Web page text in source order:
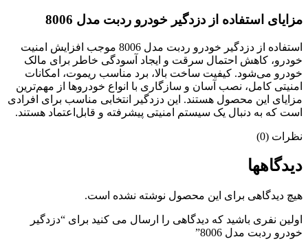
مزایای استفاده از دزدگیر خودرو ردبت مدل 8006
استفاده از دزدگیر خودرو ردبت مدل 8006 موجب افزایش امنیت
خودرو، کاهش احتمال سرقت و ایجاد آسودگی خاطر برای مالک
خودرو می‌شود. کیفیت ساخت بالا، برد مناسب ریموت، امکانات
امنیتی کامل، نصب آسان و سازگاری با انواع خودروها از مهم‌ترین
مزایای این محصول هستند. این دزدگیر انتخابی مناسب برای افرادی
است که به دنبال یک سیستم امنیتی پیشرفته و قابل‌اعتماد هستند.
نظرات (0)
دیدگاهها
هیچ دیدگاهی برای این محصول نوشته نشده است.
اولین نفری باشید که دیدگاهی را ارسال می کنید برای “دزدگیر
خودرو ردبت مدل 8006”